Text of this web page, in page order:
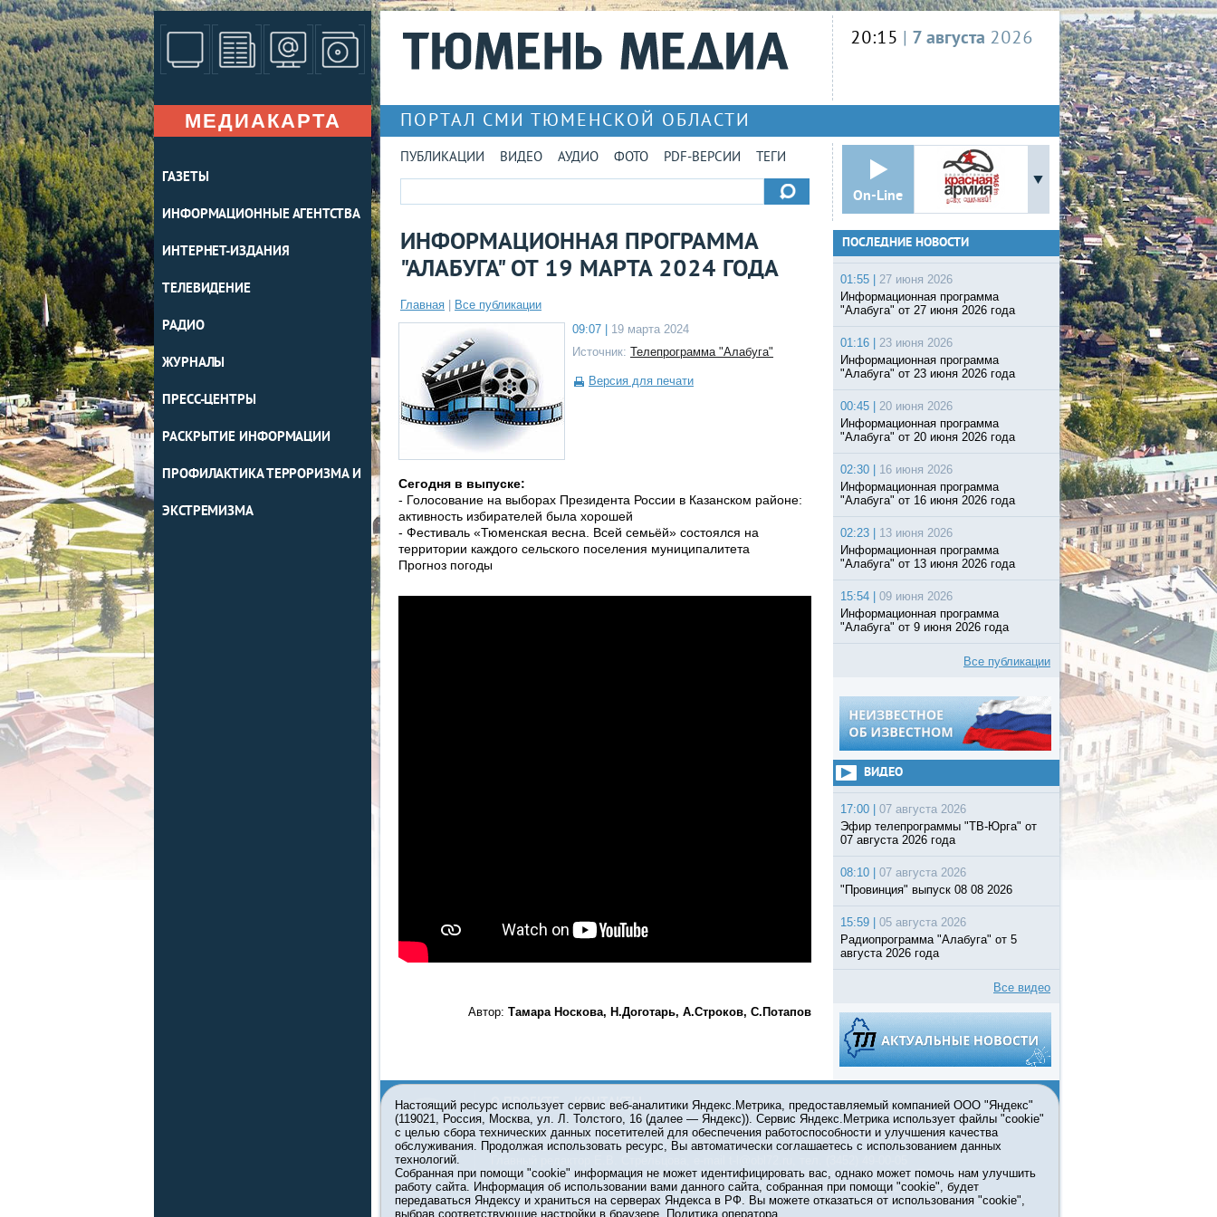
МЕДИАКАРТА
ГАЗЕТЫ
ИНФОРМАЦИОННЫЕ АГЕНТСТВА
ИНТЕРНЕТ-ИЗДАНИЯ
ТЕЛЕВИДЕНИЕ
РАДИО
ЖУРНАЛЫ
ПРЕСС-ЦЕНТРЫ
РАСКРЫТИЕ ИНФОРМАЦИИ
ПРОФИЛАКТИКА ТЕРРОРИЗМА И
ЭКСТРЕМИЗМА
20:15 | 7 августа 2026
ПОРТАЛ СМИ ТЮМЕНСКОЙ ОБЛАСТИ
ПУБЛИКАЦИИ ВИДЕО АУДИО ФОТО PDF-ВЕРСИИ ТЕГИ
On-Line
ИНФОРМАЦИОННАЯ ПРОГРАММА
"АЛАБУГА" ОТ 19 МАРТА 2024 ГОДА
Главная
Все публикации
09:07 |
19 марта 2024
Источник: Телепрограмма "Алабуга"
Версия для печати
Сегодня в выпуске:
- Голосование на выборах Президента России в Казанском районе:
активность избирателей была хорошей
- Фестиваль «Тюменская весна. Всей семьёй» состоялся на
территории каждого сельского поселения муниципалитета
Прогноз погоды
Автор: Тамара Носкова, Н.Доготарь, А.Строков, С.Потапов
ПОСЛЕДНИЕ НОВОСТИ
01:55 |
27 июня 2026
Информационная программа
"Алабуга" от 27 июня 2026 года
01:16 |
23 июня 2026
Информационная программа
"Алабуга" от 23 июня 2026 года
00:45 |
20 июня 2026
Информационная программа
"Алабуга" от 20 июня 2026 года
02:30 |
16 июня 2026
Информационная программа
"Алабуга" от 16 июня 2026 года
02:23 |
13 июня 2026
Информационная программа
"Алабуга" от 13 июня 2026 года
15:54 |
09 июня 2026
Информационная программа
"Алабуга" от 9 июня 2026 года
Все публикации
ВИДЕО
17:00 |
07 августа 2026
Эфир телепрограммы "ТВ-Юрга" от
07 августа 2026 года
08:10 |
07 августа 2026
"Провинция" выпуск 08 08 2026
15:59 |
05 августа 2026
Радиопрограмма "Алабуга" от 5
августа 2026 года
Все видео
О ПРОЕКТЕ КОНТАКТЫ
© 2001-2026 Сетевое издание Тюмень Медиа. При использовании материалов ссылка
обязательна.
Информационная лента выходит при финансовой поддержке правительства Тюменской
области. Свидетельство о регистрации СМИ ЭЛ №ФС 77-67413 от 13.10.2016 выдано
Федеральной службой по надзору в сфере связи, информационных технологий и массовых
Настоящий ресурс использует сервис веб-аналитики Яндекс.Метрика, предоставляемый компанией ООО "Яндекс"
(119021, Россия, Москва, ул. Л. Толстого, 16 (далее — Яндекс)). Сервис Яндекс.Метрика использует файлы "cookie"
с целью сбора технических данных посетителей для обеспечения работоспособности и улучшения качества
обслуживания. Продолжая использовать ресурс, Вы автоматически соглашаетесь с использованием данных
технологий.
Собранная при помощи "cookie" информация не может идентифицировать вас, однако может помочь нам улучшить
работу сайта. Информация об использовании вами данного сайта, собранная при помощи "cookie", будет
передаваться Яндексу и храниться на серверах Яндекса в РФ. Вы можете отказаться от использования "cookie",
выбрав соответствующие настройки в браузере.
Политика оператора